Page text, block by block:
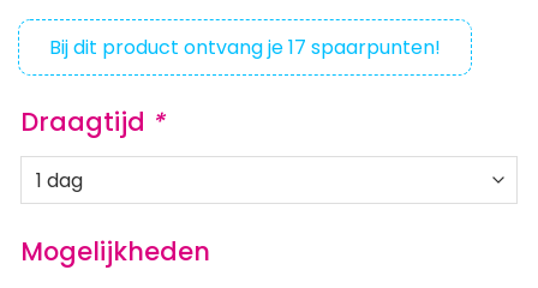
Bij dit product ontvang je17 spaarpunten!
Draagtijd *
Mogelijkheden